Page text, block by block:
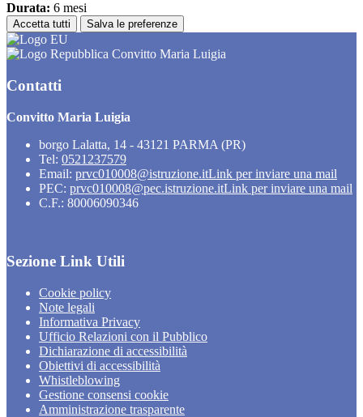
Durata: 6 mesi
Accetta tutti Salva le preferenze
Convitto Maria Luigia
Contatti
Convitto Maria Luigia
borgo Lalatta, 14 - 43121 PARMA (PR)
Tel: 0521237579
Email: prvc010008@istruzione.itLink per inviare una mail
PEC: prvc010008@pec.istruzione.itLink per inviare una mail
C.F.: 80006090346
Sezione Link Utili
Cookie policy
Note legali
Informativa Privacy
Ufficio Relazioni con il Pubblico
Dichiarazione di accessibilità
Obiettivi di accessibilità
Whistleblowing
Gestione consensi cookie
Amministrazione trasparente